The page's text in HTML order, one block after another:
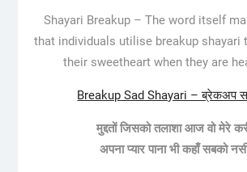
Shayari Breakup – The word itself
that individuals utilise breakup shayari
their sweetheart when they are
Breakup Sad Shayari – ब्रेकअप
मुद्दतों जिसको तलाशा आज वो मेरे
अपना प्यार पाना भी कहाँ सबको